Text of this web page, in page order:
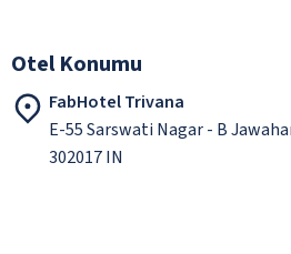
Otel Konumu
FabHotel Trivana
E-55 Sarswati Nagar - B
302017 IN